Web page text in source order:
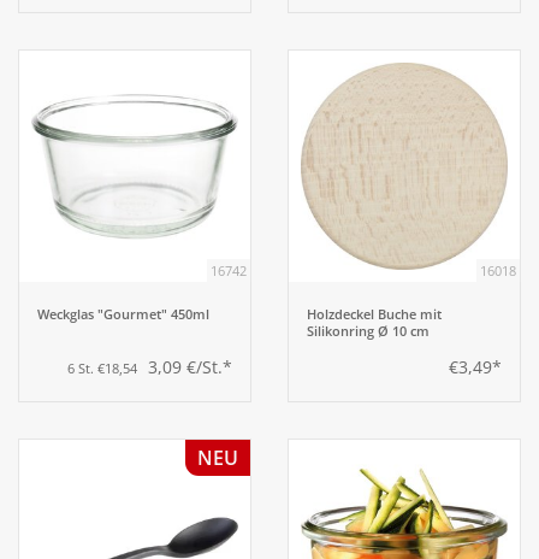
16742
Weckglas "Gourmet" 450ml
6 St. €18,54 3,09 €/St.*
16018
Holzdeckel Buche mit
Silikonring Ø 10 cm
€3,49*
NEU